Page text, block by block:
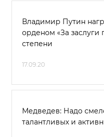
Владимир Путин
орденом «За заслуги
степени
17.09.20
Медведев: Надо
талантливых и